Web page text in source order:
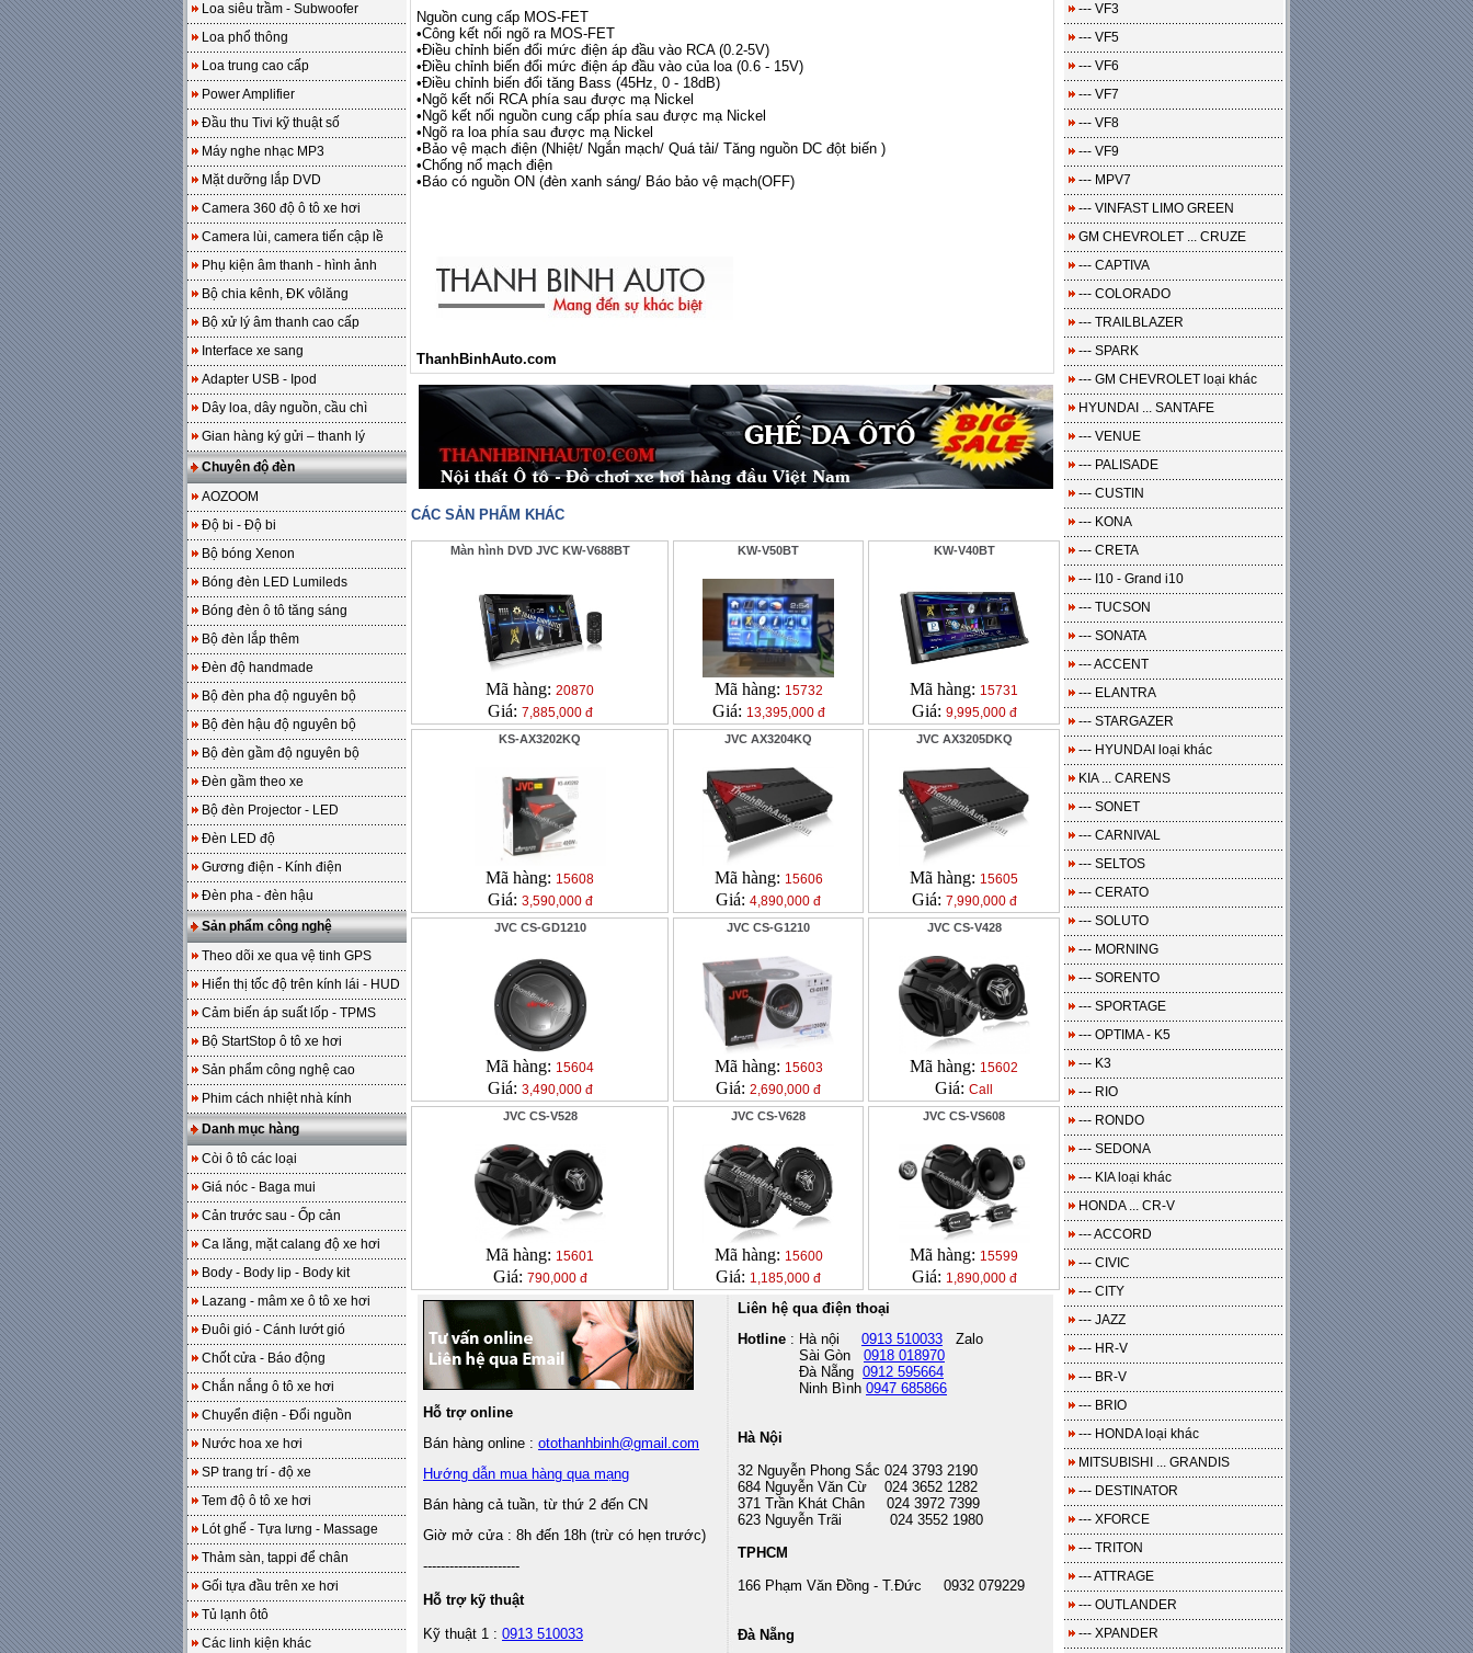
Loa siêu trầm - Subwoofer
Loa phổ thông
Loa trung cao cấp
Power Amplifier
Đầu thu Tivi kỹ thuật số
Máy nghe nhạc MP3
Mặt dưỡng lắp DVD
Camera 360 độ ô tô xe hơi
Camera lùi, camera tiến cập lề
Phụ kiện âm thanh - hình ảnh
Bộ chia kênh, ĐK vôlăng
Bộ xử lý âm thanh cao cấp
Interface xe sang
Adapter USB - Ipod
Dây loa, dây nguồn, cầu chì
Gian hàng ký gửi – thanh lý
Chuyên độ đèn
AOZOOM
Độ bi - Độ bi
Bộ bóng Xenon
Bóng đèn LED Lumileds
Bóng đèn ô tô tăng sáng
Bộ đèn lắp thêm
Đèn độ handmade
Bộ đèn pha độ nguyên bộ
Bộ đèn hậu độ nguyên bộ
Bộ đèn gầm độ nguyên bộ
Đèn gầm theo xe
Bộ đèn Projector - LED
Đèn LED độ
Gương điện - Kính điện
Đèn pha - đèn hậu
Sản phẩm công nghệ
Theo dõi xe qua vệ tinh GPS
Hiển thị tốc độ trên kính lái - HUD
Cảm biến áp suất lốp - TPMS
Bộ StartStop ô tô xe hơi
Sản phẩm công nghệ cao
Phim cách nhiệt nhà kính
Danh mục hàng
Còi ô tô các loại
Giá nóc - Baga mui
Cản trước sau - Ốp cản
Ca lăng, mặt calang độ xe hơi
Body - Body lip - Body kit
Lazang - mâm xe ô tô xe hơi
Đuôi gió - Cánh lướt gió
Chốt cửa - Báo động
Chắn nắng ô tô xe hơi
Chuyển điện - Đổi nguồn
Nước hoa xe hơi
SP trang trí - độ xe
Tem độ ô tô xe hơi
Lót ghế - Tựa lưng - Massage
Thảm sàn, tappi để chân
Gối tựa đầu trên xe hơi
Tủ lạnh ôtô
Các linh kiện khác
Nguồn cung cấp MOS-FET
•Công kết nối ngõ ra MOS-FET
•Điều chỉnh biến đổi mức điện áp đầu vào RCA (0.2-5V)
•Điều chỉnh biến đổi mức điện áp đầu vào của loa (0.6 - 15V)
•Điều chỉnh biến đổi tăng Bass (45Hz, 0 - 18dB)
•Ngõ kết nối RCA phía sau được mạ Nickel
•Ngõ kết nối nguồn cung cấp phía sau được mạ Nickel
•Ngõ ra loa phía sau được mạ Nickel
•Bảo vệ mạch điện (Nhiệt/ Ngắn mạch/ Quá tải/ Tăng nguồn DC đột biến )
•Chống nổ mạch điện
•Báo có nguồn ON (đèn xanh sáng/ Báo bảo vệ mạch(OFF)
ThanhBinhAuto.com
CÁC SẢN PHẨM KHÁC
Màn hình DVD JVC KW-V688BT
Mã hàng: 20870
Giá: 7,885,000 đ
KW-V50BT
Mã hàng: 15732
Giá: 13,395,000 đ
KW-V40BT
Mã hàng: 15731
Giá: 9,995,000 đ
KS-AX3202KQ
Mã hàng: 15608
Giá: 3,590,000 đ
JVC AX3204KQ
Mã hàng: 15606
Giá: 4,890,000 đ
JVC AX3205DKQ
Mã hàng: 15605
Giá: 7,990,000 đ
JVC CS-GD1210
Mã hàng: 15604
Giá: 3,490,000 đ
JVC CS-G1210
Mã hàng: 15603
Giá: 2,690,000 đ
JVC CS-V428
Mã hàng: 15602
Giá: Call
JVC CS-V528
Mã hàng: 15601
Giá: 790,000 đ
JVC CS-V628
Mã hàng: 15600
Giá: 1,185,000 đ
JVC CS-VS608
Mã hàng: 15599
Giá: 1,890,000 đ
Hỗ trợ online
Bán hàng online : otothanhbinh@gmail.com
Hướng dẫn mua hàng qua mạng
Bán hàng cả tuần, từ thứ 2 đến CN
Giờ mở cửa : 8h đến 18h (trừ có hẹn trước)
----------------------
Hỗ trợ kỹ thuật
Kỹ thuật 1 : 0913 510033
Liên hệ qua điện thoại
Hotline : Hà nội 0913 510033 Zalo
Sài Gòn 0918 018970
Đà Nẵng 0912 595664
Ninh Bình 0947 685866
Hà Nội
32 Nguyễn Phong Sắc 024 3793 2190
684 Nguyễn Văn Cừ 024 3652 1282
371 Trần Khát Chân 024 3972 7399
623 Nguyễn Trãi 024 3552 1980
TPHCM
166 Phạm Văn Đồng - T.Đức 0932 079229
Đà Nẵng
--- VF3
--- VF5
--- VF6
--- VF7
--- VF8
--- VF9
--- MPV7
--- VINFAST LIMO GREEN
GM CHEVROLET ... CRUZE
--- CAPTIVA
--- COLORADO
--- TRAILBLAZER
--- SPARK
--- GM CHEVROLET loại khác
HYUNDAI ... SANTAFE
--- VENUE
--- PALISADE
--- CUSTIN
--- KONA
--- CRETA
--- I10 - Grand i10
--- TUCSON
--- SONATA
--- ACCENT
--- ELANTRA
--- STARGAZER
--- HYUNDAI loại khác
KIA ... CARENS
--- SONET
--- CARNIVAL
--- SELTOS
--- CERATO
--- SOLUTO
--- MORNING
--- SORENTO
--- SPORTAGE
--- OPTIMA - K5
--- K3
--- RIO
--- RONDO
--- SEDONA
--- KIA loại khác
HONDA ... CR-V
--- ACCORD
--- CIVIC
--- CITY
--- JAZZ
--- HR-V
--- BR-V
--- BRIO
--- HONDA loại khác
MITSUBISHI ... GRANDIS
--- DESTINATOR
--- XFORCE
--- TRITON
--- ATTRAGE
--- OUTLANDER
--- XPANDER